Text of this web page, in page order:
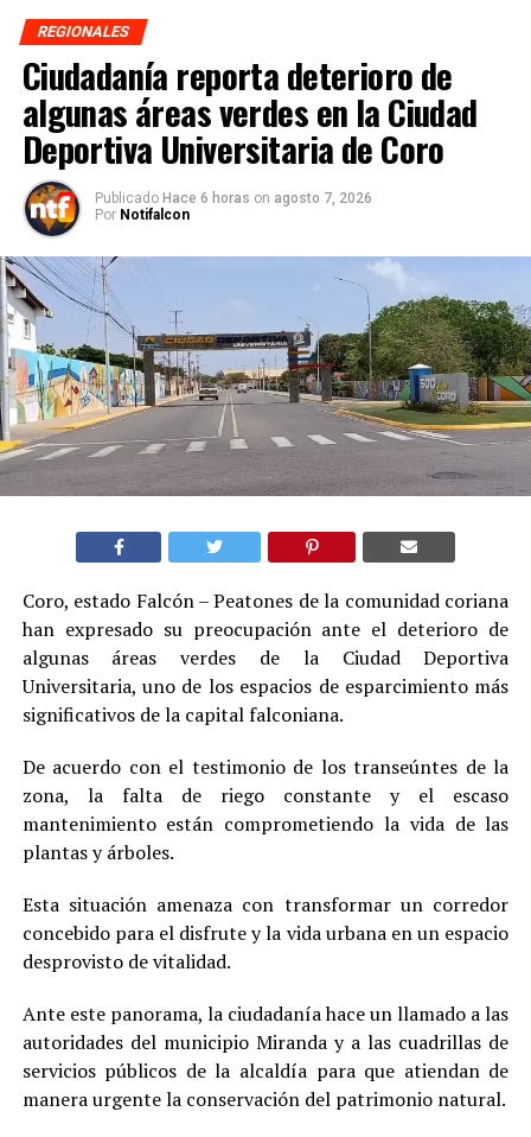
REGIONALES
Ciudadanía reporta deterioro de
algunas áreas verdes en la Ciudad
Deportiva Universitaria de Coro
Publicado Hace 6 horas on agosto 7, 2026
Por Notifalcon
Coro, estado Falcón – Peatones de la comunidad coriana
han expresado su preocupación ante el deterioro de
algunas áreas verdes de la Ciudad Deportiva
Universitaria, uno de los espacios de esparcimiento más
significativos de la capital falconiana.
De acuerdo con el testimonio de los transeúntes de la
zona, la falta de riego constante y el escaso
mantenimiento están comprometiendo la vida de las
plantas y árboles.
Esta situación amenaza con transformar un corredor
concebido para el disfrute y la vida urbana en un espacio
desprovisto de vitalidad.
Ante este panorama, la ciudadanía hace un llamado a las
autoridades del municipio Miranda y a las cuadrillas de
servicios públicos de la alcaldía para que atiendan de
manera urgente la conservación del patrimonio natural.